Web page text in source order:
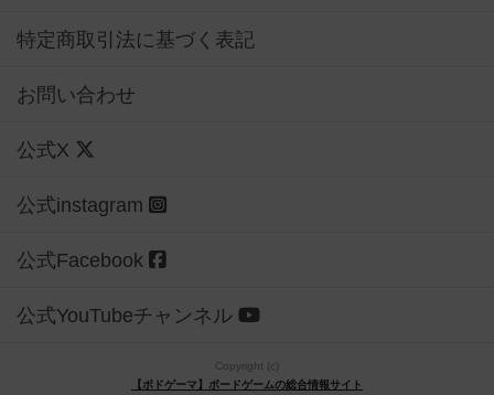
特定商取引法に基づく表記
お問い合わせ
公式X
公式instagram
公式Facebook
公式YouTubeチャンネル
Copyright (c)
【ボドゲーマ】ボードゲームの総合情報サイト